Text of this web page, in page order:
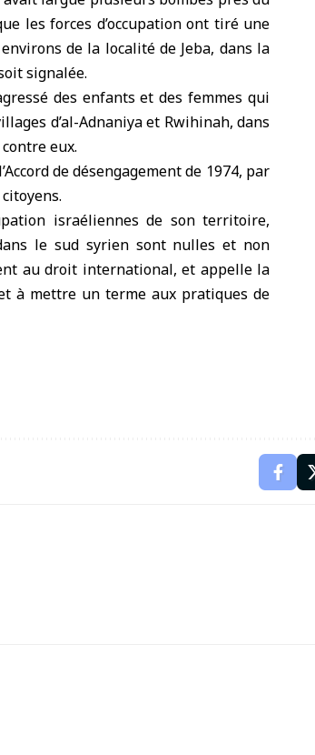
les forces d’occupation ont tiré une
de la localité de Jeba, dans la
signalée.
des enfants et des femmes qui
d’al-Adnaniya et Rwihinah, dans
eux.
de désengagement de 1974, par
israéliennes de son territoire,
le sud syrien sont nulles et non
au droit international, et appelle la
à mettre un terme aux pratiques de